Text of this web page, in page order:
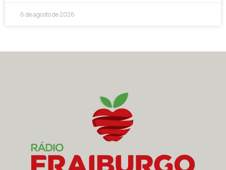
6 de agosto de 2026